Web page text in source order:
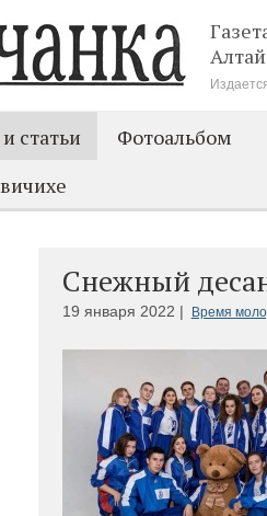
статьи
Фотоальбом
Снежный
19 января 2022 | Время